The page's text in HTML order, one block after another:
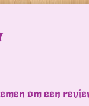
om een